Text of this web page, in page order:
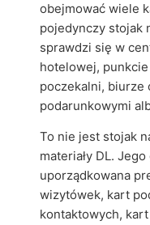
obejmować wiele
pojedynczy stojak
sprawdzi się w
hotelowej,
poczekalni, biurze
podarunkowymi
To nie jest stojak
materiały DL.
uporządkowana
wizytówek, kart
kontaktowych,